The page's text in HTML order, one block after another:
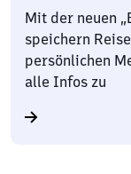
Mit der neuen
speichern
persönlichen
alle Infos zu